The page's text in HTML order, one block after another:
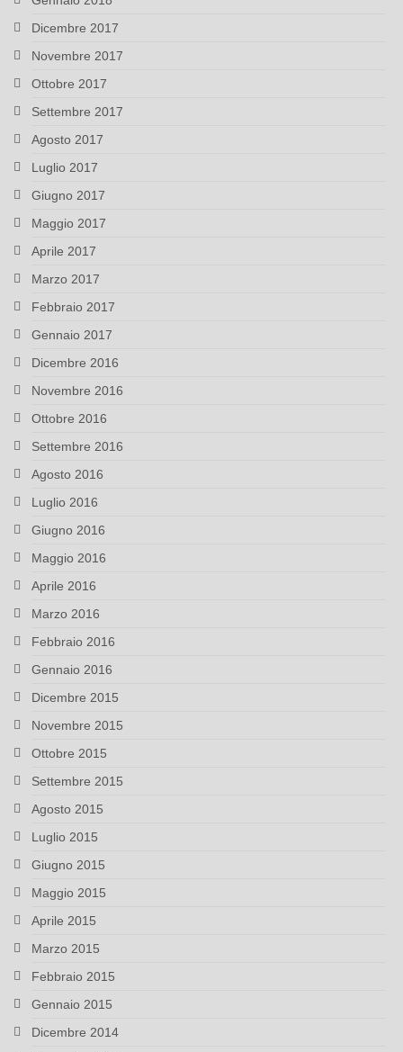
Dicembre 2017
Novembre 2017
Ottobre 2017
Settembre 2017
Agosto 2017
Luglio 2017
Giugno 2017
Maggio 2017
Aprile 2017
Marzo 2017
Febbraio 2017
Gennaio 2017
Dicembre 2016
Novembre 2016
Ottobre 2016
Settembre 2016
Agosto 2016
Luglio 2016
Giugno 2016
Maggio 2016
Aprile 2016
Marzo 2016
Febbraio 2016
Gennaio 2016
Dicembre 2015
Novembre 2015
Ottobre 2015
Settembre 2015
Agosto 2015
Luglio 2015
Giugno 2015
Maggio 2015
Aprile 2015
Marzo 2015
Febbraio 2015
Gennaio 2015
Dicembre 2014